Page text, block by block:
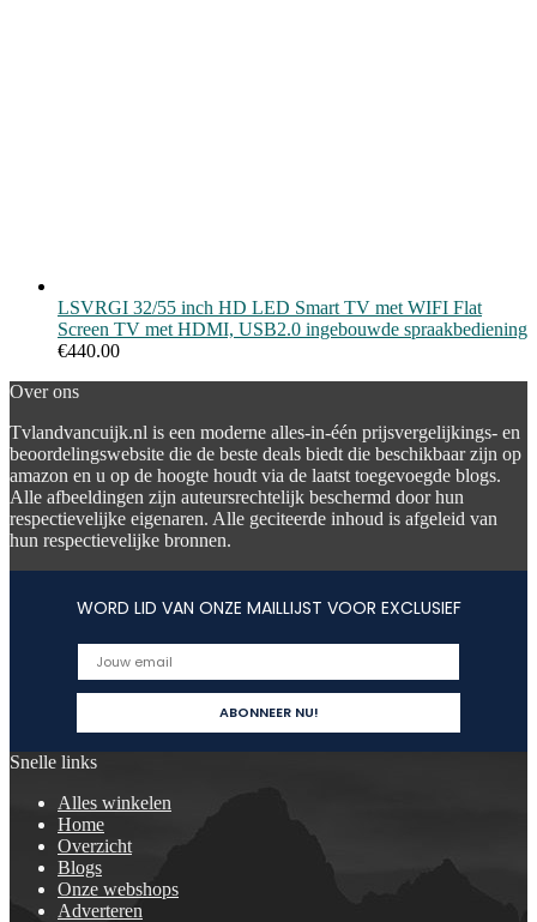
LSVRGI 32/55 inch HD LED Smart TV met WIFI Flat
Screen TV met HDMI, USB2.0 ingebouwde spraakbediening
€440.00
Over ons
Tvlandvancuijk.nl is een moderne alles-in-één prijsvergelijkings- en
beoordelingswebsite die de beste deals biedt die beschikbaar zijn op
amazon en u op de hoogte houdt via de laatst toegevoegde blogs.
Alle afbeeldingen zijn auteursrechtelijk beschermd door hun
respectievelijke eigenaren. Alle geciteerde inhoud is afgeleid van
hun respectievelijke bronnen.
WORD LID VAN ONZE MAILLIJST VOOR EXCLUSIEF
Snelle links
Alles winkelen
Home
Overzicht
Blogs
Onze webshops
Adverteren